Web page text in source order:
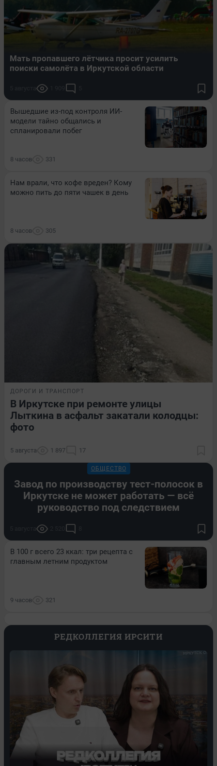
Мать пропавшего лётчика просит усилить
поиски самолёта в Иркутской области
Вышедшие из-под контроля ИИ-
модели тайно общались и
спланировали побег
8 часов 331
Нам врали, что кофе вреден? Кому
можно пить до пяти чашек в день
8 часов 305
ДОРОГИ И ТРАНСПОРТ
В Иркутске при ремонте улицы
Лыткина в асфальт закатали колодцы:
фото
5 августа 1 897 17
ОБЩЕСТВО
Завод по производству тест-полосок в
Иркутске не может работать — всё
руководство под следствием
В 100 г всего 23 ккал: три рецепта с
главным летним продуктом
9 часов 321
РЕДКОЛЛЕГИЯ ИРСИТИ